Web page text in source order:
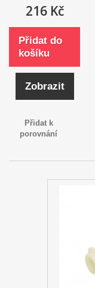
216 Kč
Přidat do
košíku
Zobrazit
Přidat k
porovnání